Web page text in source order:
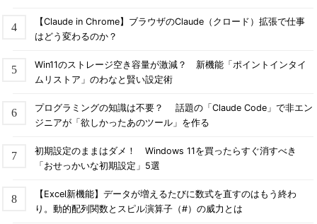
【Claude in Chrome】ブラウザのClaude（クロード）拡張で仕事
はどう変わるのか？
Win11のストレージ空き容量が激減？ 新機能「ポイントインタイ
ムリストア」のわなと賢い設定術
プログラミングの知識は不要？ 話題の「Claude Code」で非エン
ジニアが「欲しかったあのツール」を作る
初期設定のままはダメ！ Windows 11を買ったらすぐ消すべき
「おせっかいな初期設定」5選
【Excel新機能】データが増えるたびに数式を直すのはもう終わ
り。動的配列関数とスピル演算子（#）の威力とは